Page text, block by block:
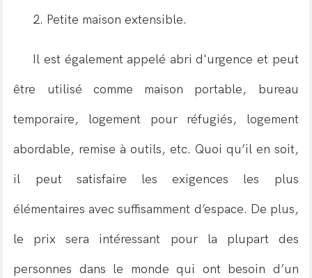
2. Petite maison extensible.
Il est également appelé abri d'urgence et peut
être utilisé comme maison portable, bureau
temporaire, logement pour réfugiés, logement
abordable, remise à outils, etc. Quoi qu’il en soit,
il peut satisfaire les exigences les plus
élémentaires avec suffisamment d’espace. De plus,
le prix sera intéressant pour la plupart des
personnes dans le monde qui ont besoin d’un